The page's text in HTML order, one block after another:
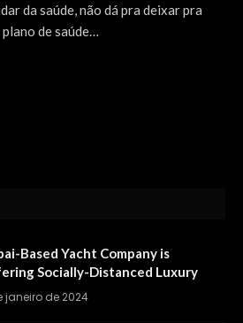
da saúde, não dá pra deixar pra
de saúde…
Based Yacht Company is
Socially-Distanced Luxury
janeiro de 2024